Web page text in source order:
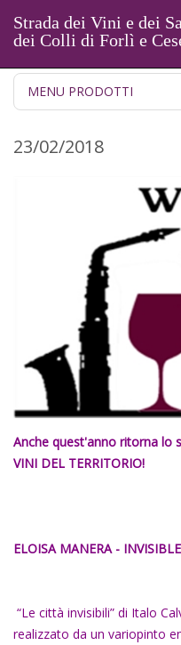
Strada dei Vini e dei
dei Colli di Forlì e
MENU PRODOTTI
23/02/2018
Anche quest'anno ritorna lo
VINI DEL TERRITORIO!
ELOISA MANERA -
“Le città invisibili” di Italo
realizzato da un variopinto